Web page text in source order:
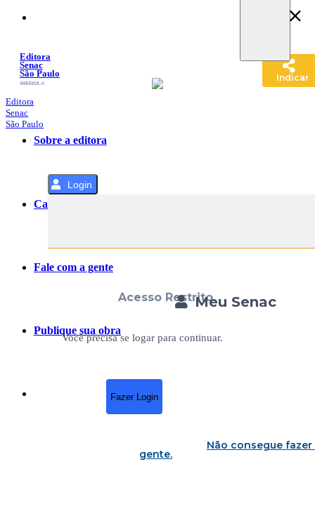
Conteúdo
Editora
Senac
São Paulo
SACOLA
MENU
Editora
Senac
São Paulo
Sobre a editora
Categorias
Fale com a gente
Publique sua obra
Login
Meu Senac
Acesso Restrito
Você precisa se logar para continuar.
Fazer Login
Não consegue
gente.
Indicar